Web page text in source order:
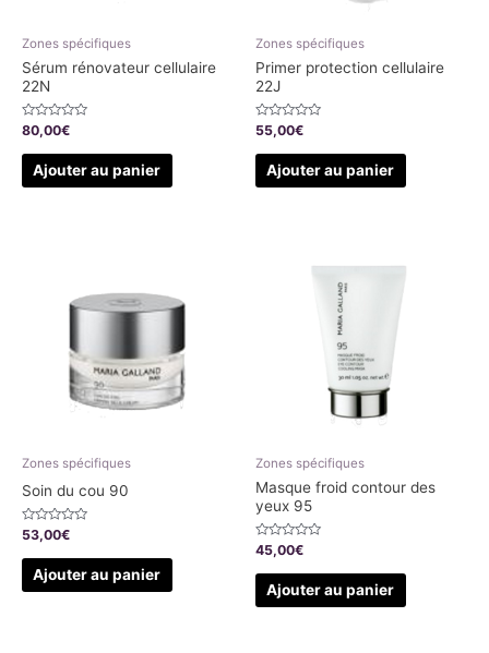
Zones spécifiques
Sérum rénovateur cellulaire
22N
Note
sur
80,00€
Ajouter au panier
Zones spécifiques
Primer protection cellulaire
22J
Note
sur
55,00€
Ajouter au panier
Zones spécifiques
Soin du cou 90
Note
sur
53,00€
Ajouter au panier
Zones spécifiques
Masque froid contour des
yeux 95
Note
sur
45,00€
Ajouter au panier